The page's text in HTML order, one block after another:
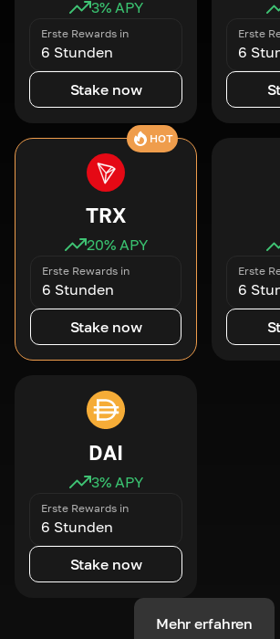
3% APY
Erste Rewards in
6 Stunden
Stake now
Erste
6
HOT
TRX
20% APY
Erste Rewards in
6 Stunden
Stake now
Erste
6
DAI
3% APY
Erste Rewards in
6 Stunden
Stake now
Mehr erfahren